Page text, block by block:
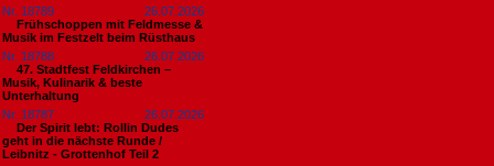
Nr. 18789
26.07.2026
Frühschoppen mit Feldmesse &
Musik im Festzelt beim Rüsthaus
Nr. 18788
26.07.2026
47. Stadtfest Feldkirchen –
Musik, Kulinarik & beste
Unterhaltung
Nr. 18787
26.07.2026
Der Spirit lebt: Rollin Dudes
geht in die nächste Runde /
Leibnitz - Grottenhof Teil 2